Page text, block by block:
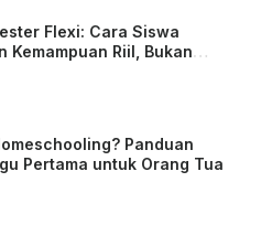
Flexi: Cara Siswa
Kemampuan Riil, Bukan
Panduan
Pertama untuk Orang Tua